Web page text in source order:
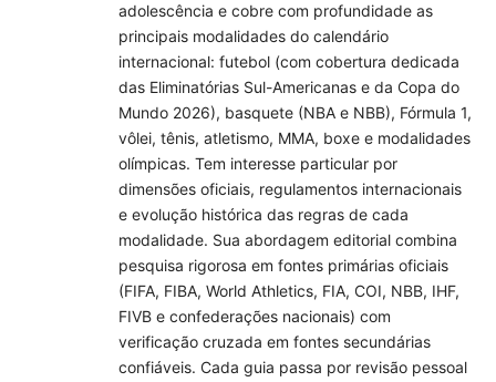
adolescência e cobre com profundidade as
principais modalidades do calendário
internacional: futebol (com cobertura dedicada
das Eliminatórias Sul-Americanas e da Copa do
Mundo 2026), basquete (NBA e NBB), Fórmula 1,
vôlei, tênis, atletismo, MMA, boxe e modalidades
olímpicas. Tem interesse particular por
dimensões oficiais, regulamentos internacionais
e evolução histórica das regras de cada
modalidade. Sua abordagem editorial combina
pesquisa rigorosa em fontes primárias oficiais
(FIFA, FIBA, World Athletics, FIA, COI, NBB, IHF,
FIVB e confederações nacionais) com
verificação cruzada em fontes secundárias
confiáveis. Cada guia passa por revisão pessoal